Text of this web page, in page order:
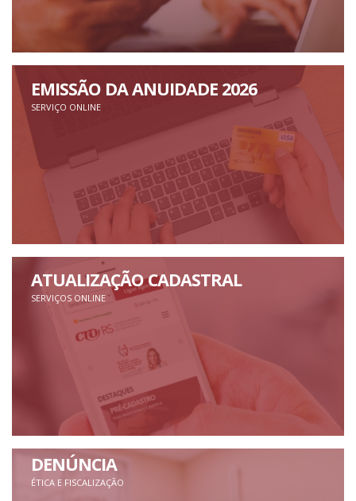
EMISSÃO DA ANUIDADE 2026
SERVIÇO ONLINE
ATUALIZAÇÃO CADASTRAL
SERVIÇOS ONLINE
DENÚNCIA
ÉTICA E FISCALIZAÇÃO